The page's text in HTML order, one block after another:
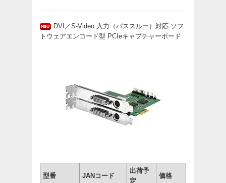
DVI／S-Video 入力（パススルー）対応 ソフ
トウェアエンコード型 PCIeキャプチャーボード
型番 JANコード
出荷予
定
価格